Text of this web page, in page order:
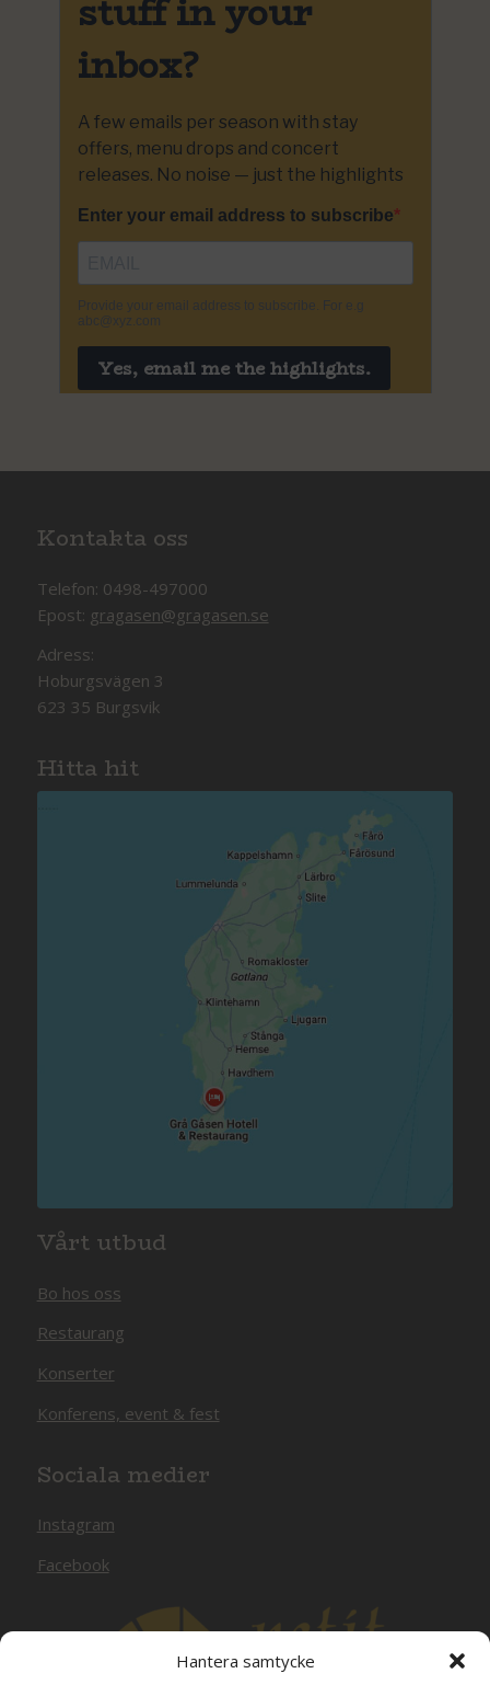
Hantera samtycke
Kontakta oss
Telefon: 0498-497000
Epost: gragasen@gragasen.se
Adress:
Hoburgsvägen 3
623 35 Burgsvik
Hitta hit
Vårt utbud
Bo hos oss
Restaurang
Konserter
Konferens, event & fest
Sociala medier
Instagram
Facebook